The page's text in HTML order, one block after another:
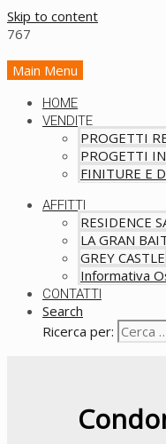
Skip to content
Main Menu
HOME
VENDITE
PROGETTI
PROGETTI
FINITURE E
AFFITTI
RESIDENCE
LA GRAN
GREY CASTLE
Informativa
CONTATTI
Search
Ricerca per: